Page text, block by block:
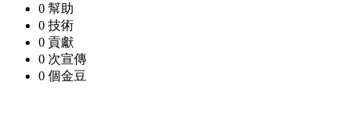
0 幫助
0 技術
0 貢獻
0 次宣傳
0 個金豆